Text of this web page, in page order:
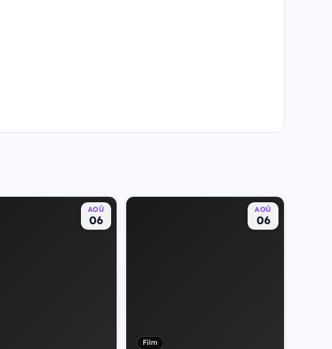
AOÛ
06
AOÛ
06
Film